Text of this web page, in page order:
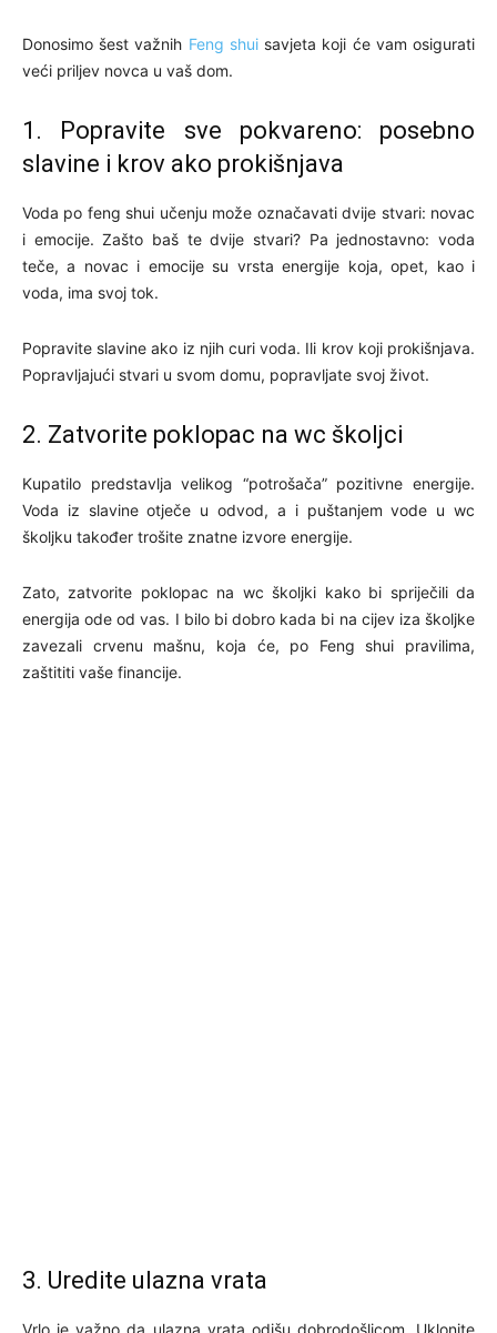
Donosimo šest važnih Feng shuisavjeta koji će vam osigurati
veći priljev novca u vaš dom.
1. Popravite sve pokvareno: posebno
slavine i krov ako prokišnjava
Voda po feng shui učenju može označavati dvije stvari: novac
i emocije. Zašto baš te dvije stvari? Pa jednostavno: voda
teče, a novac i emocije su vrsta energije koja, opet, kao i
voda, ima svoj tok.
Popravite slavine ako iz njih curi voda. Ili krov koji prokišnjava.
Popravljajući stvari u svom domu, popravljate svoj život.
2. Zatvorite poklopac na wc školjci
Kupatilo predstavlja velikog “potrošača” pozitivne energije.
Voda iz slavine otječe u odvod, a i puštanjem vode u wc
školjku također trošite znatne izvore energije.
Zato, zatvorite poklopac na wc školjki kako bi spriječili da
energija ode od vas. I bilo bi dobro kada bi na cijev iza školjke
zavezali crvenu mašnu, koja će, po Feng shui pravilima,
zaštititi vaše financije.
3. Uredite ulazna vrata